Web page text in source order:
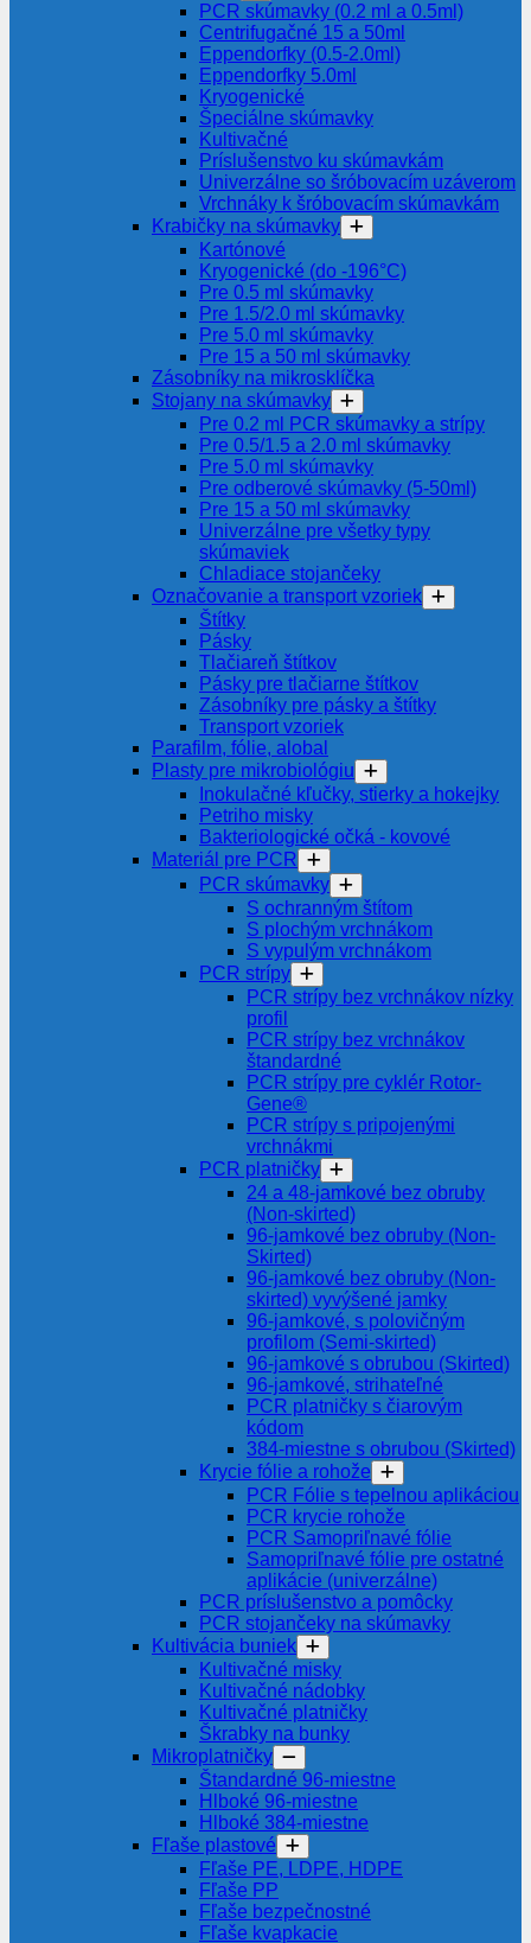
PCR skúmavky (0.2 ml a 0.5ml)
Centrifugačné 15 a 50ml
Eppendorfky (0.5-2.0ml)
Eppendorfky 5.0ml
Kryogenické
Špeciálne skúmavky
Kultivačné
Príslušenstvo ku skúmavkám
Univerzálne so šróbovacím uzáverom
Vrchnáky k šróbovacím skúmavkám
Krabičky na skúmavky
Kartónové
Kryogenické (do -196°C)
Pre 0.5 ml skúmavky
Pre 1.5/2.0 ml skúmavky
Pre 5.0 ml skúmavky
Pre 15 a 50 ml skúmavky
Zásobníky na mikrosklíčka
Stojany na skúmavky
Pre 0.2 ml PCR skúmavky a strípy
Pre 0.5/1.5 a 2.0 ml skúmavky
Pre 5.0 ml skúmavky
Pre odberové skúmavky (5-50ml)
Pre 15 a 50 ml skúmavky
Univerzálne pre všetky typy
skúmaviek
Chladiace stojančeky
Označovanie a transport vzoriek
Štítky
Pásky
Tlačiareň štítkov
Pásky pre tlačiarne štítkov
Zásobníky pre pásky a štítky
Transport vzoriek
Parafilm, fólie, alobal
Plasty pre mikrobiológiu
Inokulačné kľučky, stierky a hokejky
Petriho misky
Bakteriologické očká - kovové
Materiál pre PCR
PCR skúmavky
S ochranným štítom
S plochým vrchnákom
S vypulým vrchnákom
PCR strípy
PCR strípy bez vrchnákov nízky
profil
PCR strípy bez vrchnákov
štandardné
PCR strípy pre cyklér Rotor-
Gene®
PCR strípy s pripojenými
vrchnákmi
PCR platničky
24 a 48-jamkové bez obruby
(Non-skirted)
96-jamkové bez obruby (Non-
Skirted)
96-jamkové bez obruby (Non-
skirted) vyvýšené jamky
96-jamkové, s polovičným
profilom (Semi-skirted)
96-jamkové s obrubou (Skirted)
96-jamkové, strihateľné
PCR platničky s čiarovým
kódom
384-miestne s obrubou (Skirted)
Krycie fólie a rohože
PCR Fólie s tepelnou aplikáciou
PCR krycie rohože
PCR Samopriľnavé fólie
Samopriľnavé fólie pre ostatné
aplikácie (univerzálne)
PCR príslušenstvo a pomôcky
PCR stojančeky na skúmavky
Kultivácia buniek
Kultivačné misky
Kultivačné nádobky
Kultivačné platničky
Škrabky na bunky
Mikroplatničky
Štandardné 96-miestne
Hlboké 96-miestne
Hlboké 384-miestne
Fľaše plastové
Fľaše PE, LDPE, HDPE
Fľaše PP
Fľaše bezpečnostné
Fľaše kvapkacie